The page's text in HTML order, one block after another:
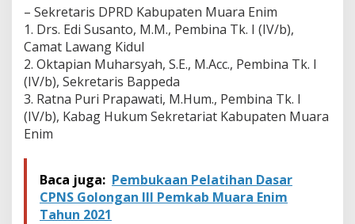
– Sekretaris DPRD Kabupaten Muara Enim
1. Drs. Edi Susanto, M.M., Pembina Tk. I (IV/b),
Camat Lawang Kidul
2. Oktapian Muharsyah, S.E., M.Acc., Pembina Tk. I
(IV/b), Sekretaris Bappeda
3. Ratna Puri Prapawati, M.Hum., Pembina Tk. I
(IV/b), Kabag Hukum Sekretariat Kabupaten Muara
Enim
Baca juga: Pembukaan Pelatihan Dasar
CPNS Golongan III Pemkab Muara Enim
Tahun 2021